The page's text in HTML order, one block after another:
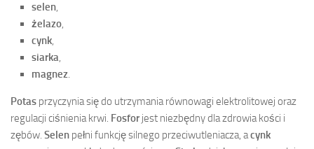
selen,
żelazo,
cynk,
siarka,
magnez.
Potas przyczynia się do utrzymania równowagi elektrolitowej oraz
regulacji ciśnienia krwi. Fosforjest niezbędny dla zdrowia kości i
zębów. Selen pełni funkcję silnego przeciwutleniacza, acynk